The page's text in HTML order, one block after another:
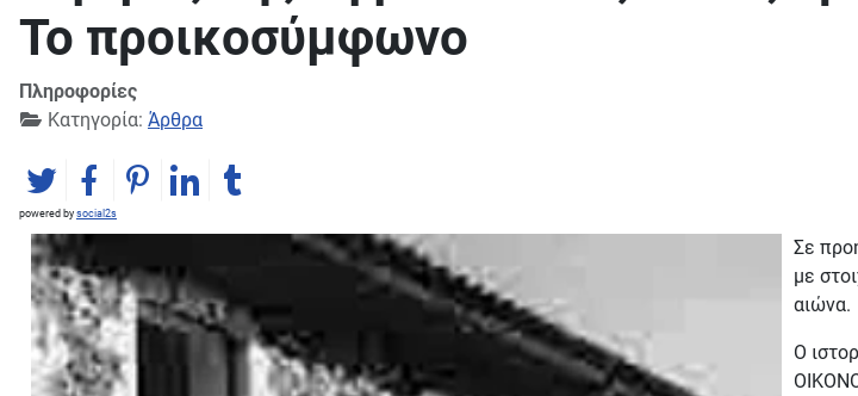
Το προικοσύμφωνο
Πληροφορίες
Κατηγορία: Άρθρα
powered by social2s
Σε
με
αιώνα.
Ο